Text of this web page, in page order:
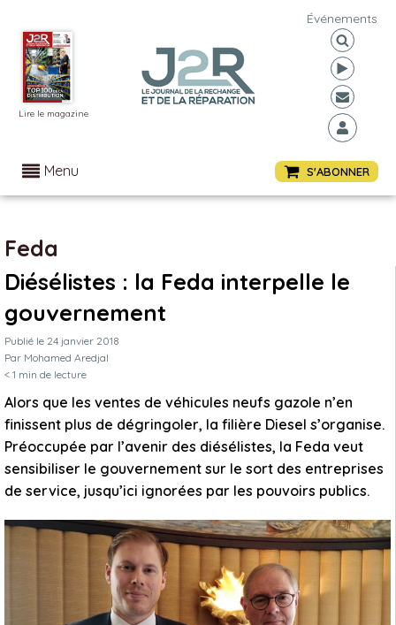
Lire le magazine
Événements
Menu S'ABONNER
Feda
Diésélistes : la Feda interpelle le
gouvernement
Publié le 24 janvier 2018
Par Mohamed Aredjal
< 1 min de lecture
Alors que les ventes de véhicules neufs gazole n’en
finissent plus de dégringoler, la filière Diesel s’organise.
Préoccupée par l’avenir des diésélistes, la Feda veut
sensibiliser le gouvernement sur le sort des entreprises
de service, jusqu’ici ignorées par les pouvoirs publics.